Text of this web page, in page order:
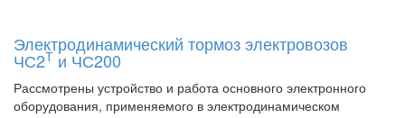
Электродинамический тормоз электровозов
ЧС2Т и ЧС200
Рассмотрены устройство и работа основного электронного
оборудования, применяемого в электродинамическом